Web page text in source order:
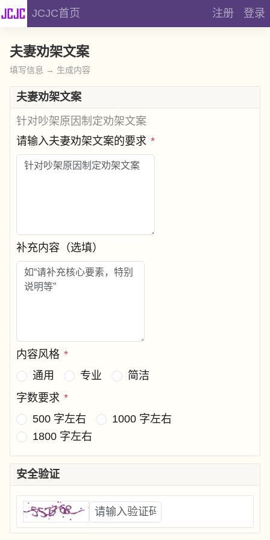
JCJC首页 注册 登录
夫妻劝架文案
填写信息 → 生成内容
夫妻劝架文案
针对吵架原因制定劝架文案
请输入夫妻劝架文案的要求 *
补充内容（选填）
内容风格 *
通用
专业
简洁
字数要求 *
500 字左右
1000 字左右
1800 字左右
安全验证